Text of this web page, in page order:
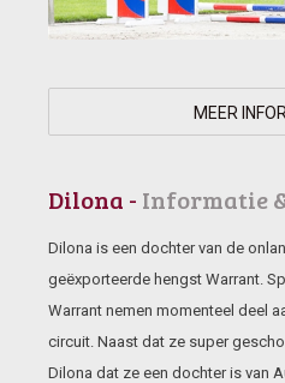
MEER
Dilona - Informatie
Dilona is een dochter van de
geëxporteerde hengst Warrant.
Warrant nemen momenteel deel
circuit. Naast dat ze super
Dilona dat ze een dochter is van